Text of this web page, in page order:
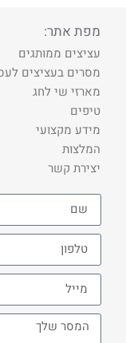
מפת אתר:
עציצים ממותגים
מסרים בעציצים לעסקים
מארזי שי לחג
טיפים
מידע מקצועי
המלצות
יצירת קשר